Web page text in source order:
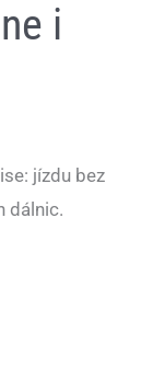
i
jízdu bez
dálnic.